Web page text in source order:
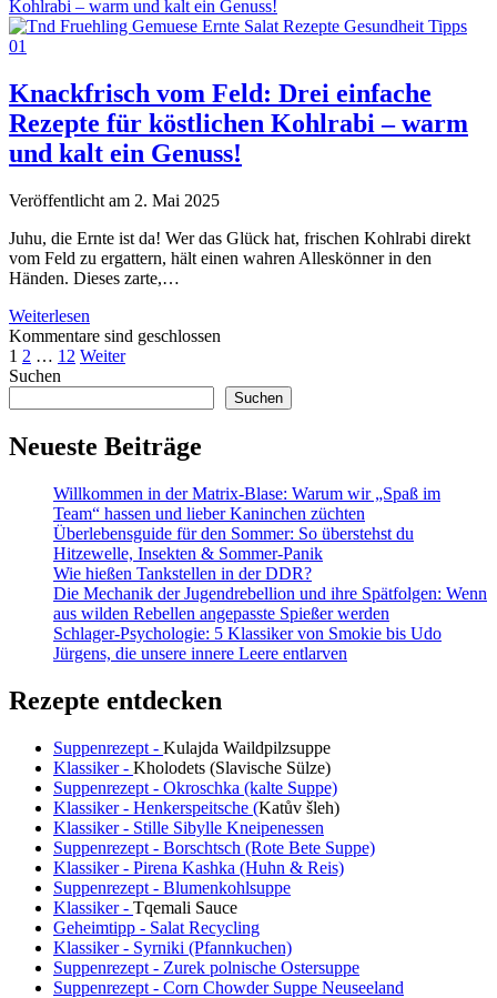
nur
Neujahrssuppe
in
eine
japanische
Tradition
Kohlrabi – warm und kalt ein Genuss!
Knackfrisch vom Feld: Drei einfache
Rezepte für köstlichen Kohlrabi – warm
und kalt ein Genuss!
Veröffentlicht am 2. Mai 2025
Juhu, die Ernte ist da! Wer das Glück hat, frischen Kohlrabi direkt
vom Feld zu ergattern, hält einen wahren Alleskönner in den
Händen. Dieses zarte,…
Weiterlesen
vom
Feld:
Rezepte
für
köstlichen
–
warm
und
kalt
ein
Genuss!
Kommentare sind geschlossen
Seitennummerierung
der
Beiträge
1 2 … 12 Weiter
Sidebar
Suchen
Suchen
Neueste Beiträge
Willkommen in der Matrix-Blase: Warum wir „Spaß im
Team“ hassen und lieber Kaninchen züchten
Überlebensguide für den Sommer: So überstehst du
Hitzewelle, Insekten & Sommer-Panik
Wie hießen Tankstellen in der DDR?
Die Mechanik der Jugendrebellion und ihre Spätfolgen: Wenn
aus wilden Rebellen angepasste Spießer werden
Schlager-Psychologie: 5 Klassiker von Smokie bis Udo
Jürgens, die unsere innere Leere entlarven
Rezepte entdecken
Suppenrezept - Kulajda Waildpilzsuppe
Klassiker - Kholodets (Slavische Sülze)
Suppenrezept - Okroschka (kalte Suppe)
Klassiker - Henkerspeitsche (Katův šleh)
Klassiker - Stille Sibylle Kneipenessen
Suppenrezept - Borschtsch (Rote Bete Suppe)
Klassiker - Pirena Kashka (Huhn & Reis)
Suppenrezept - Blumenkohlsuppe
Klassiker - Tqemali Sauce
Geheimtipp - Salat Recycling
Klassiker - Syrniki (Pfannkuchen)
Suppenrezept - Zurek polnische Ostersuppe
Suppenrezept - Corn Chowder Suppe Neuseeland